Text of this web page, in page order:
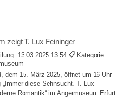
zeigt T. Lux Feininger
13.03.2025 13:54
Kategorie:
dem 15. März 2025, öffnet um 16 Uhr
„Immer diese Sehnsucht. T. Lux
Romantik“ im Angermuseum Erfurt.